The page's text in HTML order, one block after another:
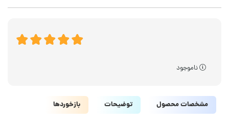
ناموجود
مشخصات محصول توضیحات بازخوردها